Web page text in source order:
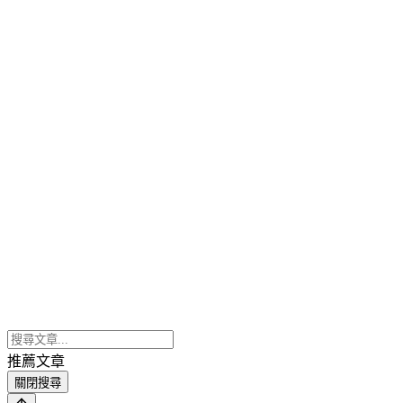
推薦文章
關閉搜尋